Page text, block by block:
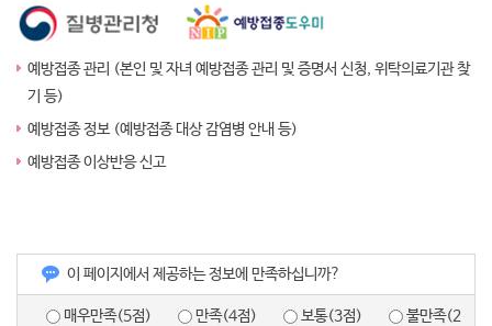
예방접종 관리 (본인 및 자녀 예방접종 관리 및 증명서 신청, 위탁의료기관 찾
기 등)
예방접종 정보 (예방접종 대상 감염병 안내 등)
예방접종 이상반응 신고
이 페이지에서 제공하는 정보에 만족하십니까?
매우만족(5점) 만족(4점) 보통(3점)